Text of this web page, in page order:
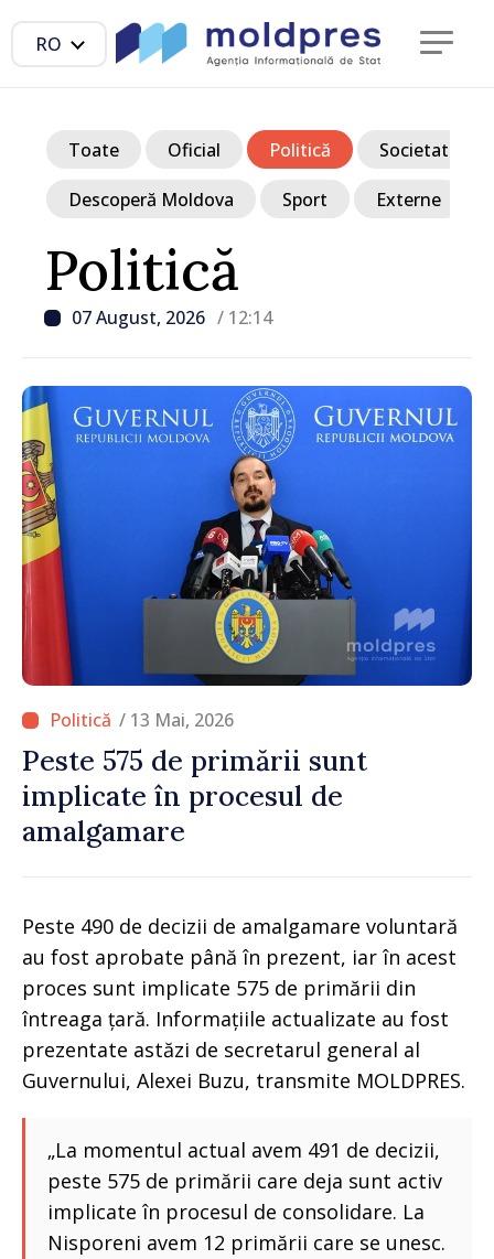
RO
Politică
07 August, 2026 / 12:14
Toate Oficial Politică Societate
Descoperă Moldova Sport Externe
/ 13 Mai, 2026
Peste 575 de primării sunt
implicate în procesul de
amalgamare
Peste 490 de decizii de amalgamare voluntară
au fost aprobate până în prezent, iar în acest
proces sunt implicate 575 de primării din
întreaga țară. Informațiile actualizate au fost
prezentate astăzi de secretarul general al
Guvernului, Alexei Buzu, transmite MOLDPRES.
„La momentul actual avem 491 de decizii,
peste 575 de primării care deja sunt activ
implicate în procesul de consolidare. La
Nisporeni avem 12 primării care se unesc.